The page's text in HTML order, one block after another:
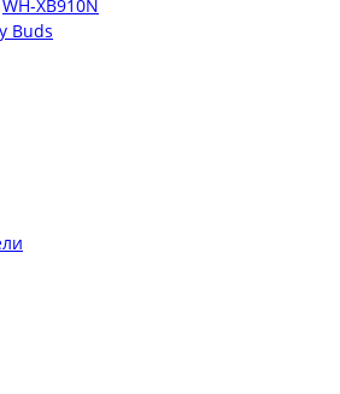
WH-XB910N
Buds